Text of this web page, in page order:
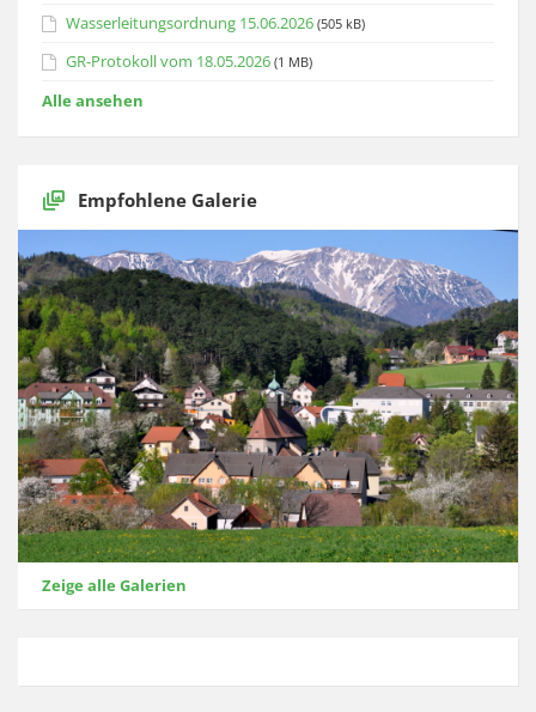
Wasserleitungsordnung 15.06.2026 (505 kB)
GR-Protokoll vom 18.05.2026 (1 MB)
Alle ansehen
Empfohlene Galerie
Zeige alle Galerien